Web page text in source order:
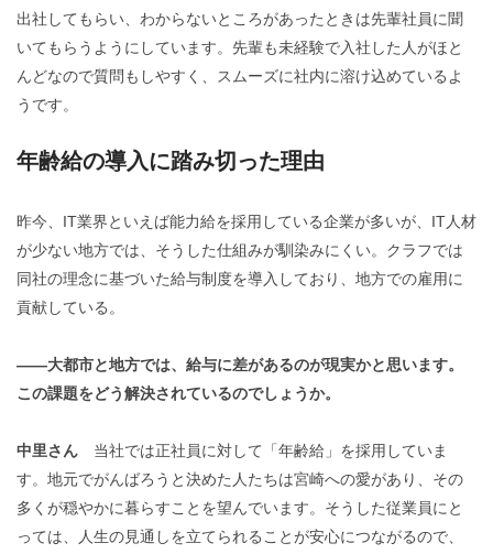
出社してもらい、わからないところがあったときは先輩社員に聞
いてもらうようにしています。 先輩も未経験で入社した人がほと
んどなので質問もしやすく、スムーズに社内に溶け込めているよ
うです。
年齢給の導入に踏み切った理由
昨今、IT業界といえば能力給を採用している企業が多いが、IT人材
が少ない地方では、そうした仕組みが馴染みにくい。クラフでは
同社の理念に基づいた給与制度を導入しており、地方での雇用に
貢献している。
――大都市と地方では、給与に差があるのが現実かと思います。
この課題をどう解決されているのでしょうか。
中里さん 当社では正社員に対して「年齢給」を採用していま
す。地元でがんばろうと決めた人たちは宮崎への愛があり、その
多くが穏やかに暮らすことを望んでいます。そうした従業員にと
っては、人生の見通しを立てられることが安心につながるので、